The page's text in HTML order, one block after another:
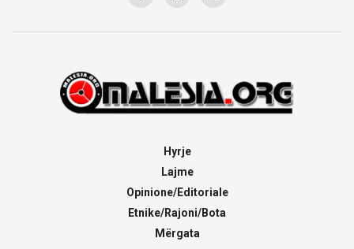
Hyrje
Lajme
Opinione/Editoriale
Etnike/Rajoni/Bota
Mërgata